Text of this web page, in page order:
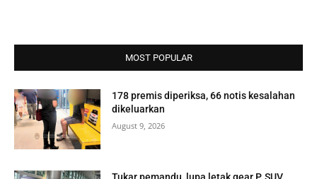
MOST POPULAR
178 premis diperiksa, 66 notis kesalahan
dikeluarkan
August 9, 2026